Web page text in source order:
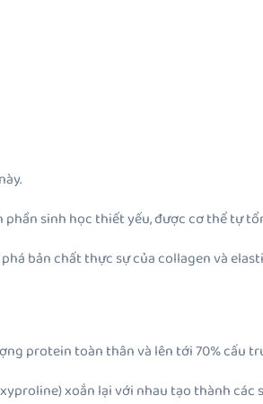
sinh học thiết yếu, được cơ thể tự
bản chất thực sự của collagen và
protein toàn thân và lên tới 70% cấu
xoắn lại với nhau tạo thành các